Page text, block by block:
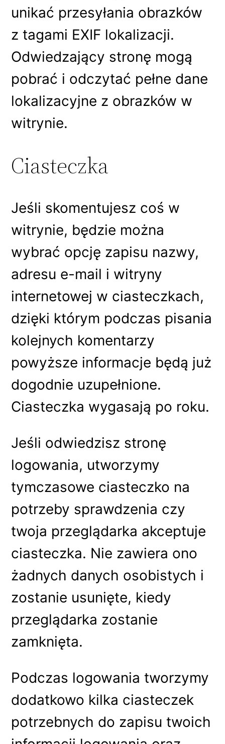
unikać przesyłania obrazków
z tagami EXIF lokalizacji.
Odwiedzający stronę mogą
pobrać i odczytać pełne dane
lokalizacyjne z obrazków w
witrynie.
Ciasteczka
Jeśli skomentujesz coś w
witrynie, będzie można
wybrać opcję zapisu nazwy,
adresu e-mail i witryny
internetowej w ciasteczkach,
dzięki którym podczas pisania
kolejnych komentarzy
powyższe informacje będą już
dogodnie uzupełnione.
Ciasteczka wygasają po roku.
Jeśli odwiedzisz stronę
logowania, utworzymy
tymczasowe ciasteczko na
potrzeby sprawdzenia czy
twoja przeglądarka akceptuje
ciasteczka. Nie zawiera ono
żadnych danych osobistych i
zostanie usunięte, kiedy
przeglądarka zostanie
zamknięta.
Podczas logowania tworzymy
dodatkowo kilka ciasteczek
potrzebnych do zapisu twoich